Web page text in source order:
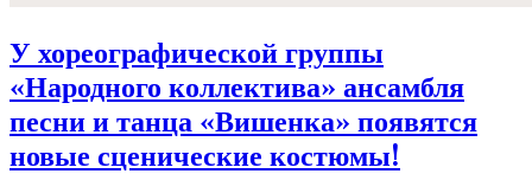
У хореографической группы
«Народного коллектива» ансамбля
песни и танца «Вишенка» появятся
новые сценические костюмы!